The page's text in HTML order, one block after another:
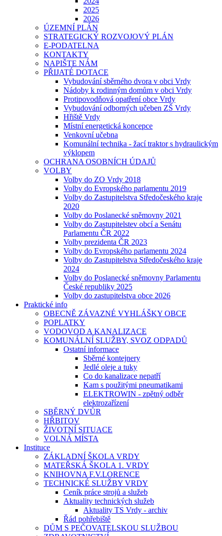
2025
2026
ÚZEMNÍ PLÁN
STRATEGICKÝ ROZVOJOVÝ PLÁN
E-PODATELNA
KONTAKTY
NAPIŠTE NÁM
PŘIJATÉ DOTACE
Vybudování sběrného dvora v obci Vrdy
Nádoby k rodinným domům v obci Vrdy
Protipovodňová opatření obce Vrdy
Vybudování odborných učeben ZŠ Vrdy
Hřiště Vrdy
Místní energetická koncepce
Venkovní učebna
Komunální technika - žací traktor s hydraulickým
výklopem
OCHRANA OSOBNÍCH ÚDAJŮ
VOLBY
Volby do ZO Vrdy 2018
Volby do Evropského parlamentu 2019
Volby do Zastupitelstva Středočeského kraje
2020
Volby do Poslanecké sněmovny 2021
Volby do Zastupitelstev obcí a Senátu
Parlamentu ČR 2022
Volby prezidenta ČR 2023
Volby do Evropského parlamentu 2024
Volby do Zastupitelstva Středočeského kraje
2024
Volby do Poslanecké sněmovny Parlamentu
České republiky 2025
Volby do zastupitelstva obce 2026
Praktické info
OBECNĚ ZÁVAZNÉ VYHLÁŠKY OBCE
POPLATKY
VODOVOD A KANALIZACE
KOMUNÁLNÍ SLUŽBY, SVOZ ODPADŮ
Ostatní informace
Sběrné kontejnery
Jedlé oleje a tuky
Co do kanalizace nepatří
Kam s použitými pneumatikami
ELEKTROWIN - zpětný odběr
elektrozařízení
SBĚRNÝ DVŮR
HŘBITOV
ŽIVOTNÍ SITUACE
VOLNÁ MÍSTA
Instituce
ZÁKLADNÍ ŠKOLA VRDY
MATEŘSKÁ ŠKOLA 1. VRDY
KNIHOVNA F.V.LORENCE
TECHNICKÉ SLUŽBY VRDY
Ceník práce strojů a služeb
Aktuality technických služeb
Aktuality TS Vrdy - archiv
Řád pohřebiště
DŮM S PEČOVATELSKOU SLUŽBOU